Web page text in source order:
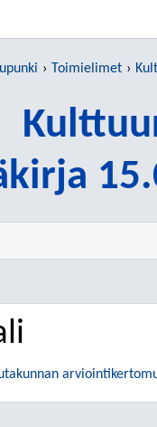
Toimielimet